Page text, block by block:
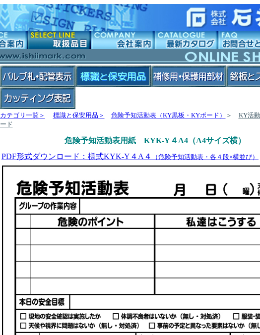
カテゴリ一覧＞ 標識と保安用品＞ 危険予知活動表（KY黒板・KYボード） ＞ KY活
ード
危険予知活動表用紙 KYK-Y４A4（A4サイズ横）
PDF形式ダウンロード： 様式KYK-Y４A４ （危険予知活動表 ・各４段×横並び）